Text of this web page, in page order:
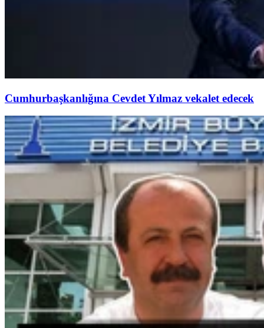
Cumhurbaşkanlığına Cevdet Yılmaz vekalet edecek